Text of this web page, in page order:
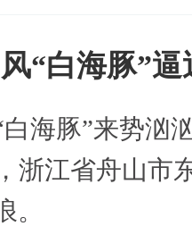
“白海豚”
海豚”来势汹
浙江省舟山市